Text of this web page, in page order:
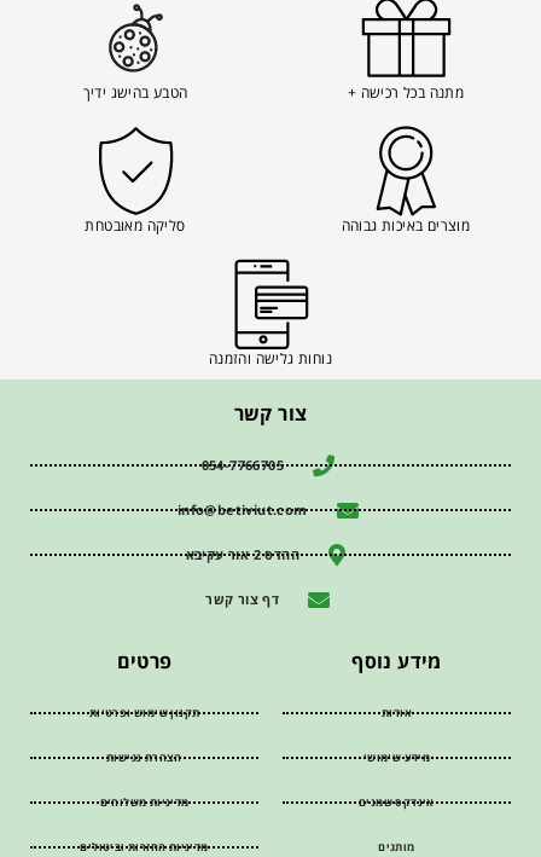
מתנה בכל רכישה + הטבע בהישג ידיך
מוצרים באיכות גבוהה סליקה מאובטחת
נוחות גלישה והזמנה
צור קשר
054-7766705
info@betiviut.com
ההדס 2 אור עקיבא
דף צור קשר
מידע נוסף
אודות
מידע שימושי
אינדקס שמנים
מותגים
פרטים
תקנון שימוש ופרטיות
הצהרת נגישות
מדיניות משלוחים
מדיניות החזרות וביטולים